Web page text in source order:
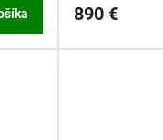
890 €